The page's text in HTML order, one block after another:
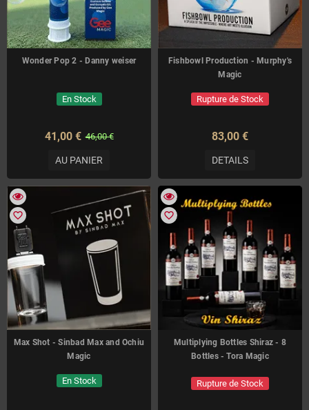
Wonder Pop 2 - Danny weiser
En Stock
41,00 € 46,00 €
AU PANIER
Fishbowl Production - Murphy's
Magic
Rupture de Stock
83,00 €
DETAILS
favorite_border
Max Shot - Sinbad Max and Ochiu
Magic
En Stock
favorite_border
Multiplying Bottles Shiraz - 8
Bottles - Tora Magic
Rupture de Stock